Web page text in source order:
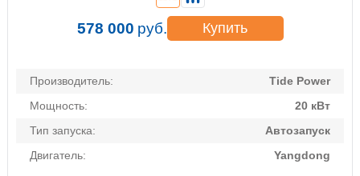
Производитель:
Tide Power
Мощность:
20 кВт
Тип запуска:
Автозапуск
Двигатель:
Yangdong
578 000 руб. Купить